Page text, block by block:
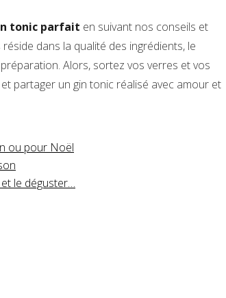
tonic parfait en suivant nos conseils et
dans la qualité des ingrédients, le
Alors, sortez vos verres et vos
partager un gin tonic réalisé avec amour et
ou pour Noël
le déguster…